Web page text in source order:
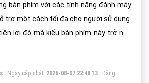
bàn phím với các tính năng đánh máy
trợ một cách tối đa cho người sử dụng.
lợi đó mà kiểu bàn phím này trở nên
của 6 chữ cái đầu tiên ở hàng chữ cái
| Ngày cập nhật: 2026-08-07 22:48:13
Đăng